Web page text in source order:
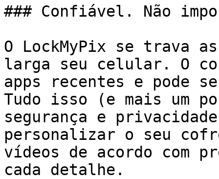
### Confiável. Não
O LockMyPix se trava
larga seu celular. O
apps recentes e pode
Tudo isso (e mais um
segurança e
personalizar o seu
vídeos de acordo com
cada detalhe.